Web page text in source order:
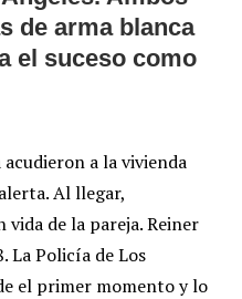
de arma blanca
el suceso como
a la vivienda
Al llegar,
de la pareja. Reiner
La Policía de Los
el primer momento y lo